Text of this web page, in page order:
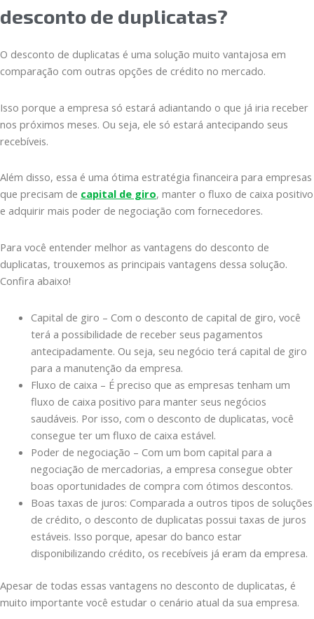
desconto de duplicatas?
O desconto de duplicatas é uma solução muito vantajosa em
comparação com outras opções de crédito no mercado.
Isso porque a empresa só estará adiantando o que já iria receber
nos próximos meses. Ou seja, ele só estará antecipando seus
recebíveis.
Além disso, essa é uma ótima estratégia financeira para empresas
que precisam de capital de giro, manter o fluxo de caixa positivo
e adquirir mais poder de negociação com fornecedores.
Para você entender melhor as vantagens do desconto de
duplicatas, trouxemos as principais vantagens dessa solução.
Confira abaixo!
Capital de giro – Com o desconto de capital de giro, você
terá a possibilidade de receber seus pagamentos
antecipadamente. Ou seja, seu negócio terá capital de giro
para a manutenção da empresa.
Fluxo de caixa – É preciso que as empresas tenham um
fluxo de caixa positivo para manter seus negócios
saudáveis. Por isso, com o desconto de duplicatas, você
consegue ter um fluxo de caixa estável.
Poder de negociação – Com um bom capital para a
negociação de mercadorias, a empresa consegue obter
boas oportunidades de compra com ótimos descontos.
Boas taxas de juros: Comparada a outros tipos de soluções
de crédito, o desconto de duplicatas possui taxas de juros
estáveis. Isso porque, apesar do banco estar
disponibilizando crédito, os recebíveis já eram da empresa.
Apesar de todas essas vantagens no desconto de duplicatas, é
muito importante você estudar o cenário atual da sua empresa.